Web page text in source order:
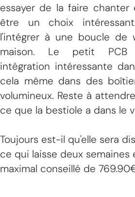
essayer de la faire chanter
être un choix
l'intégrer à une boucle de
maison. Le petit PCB
intégration intéressante
cela même dans des
volumineux. Reste à
ce que la bestiole a dans le
Toujours est-il qu'elle sera
ce qui laisse deux semaines
maximal conseillé de